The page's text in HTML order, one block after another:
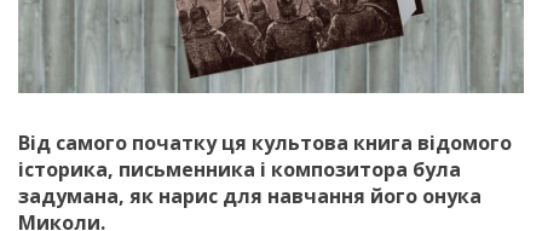
Від самого початку ця культова книга відомого
історика, письменника і композитора була
задумана, як нарис для навчання його онука
Миколи.